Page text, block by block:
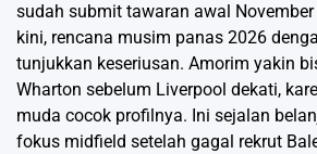
sudah submit tawaran awal
kini, rencana musim panas 2026
tunjukkan keseriusan. Amorim yakin
Wharton sebelum Liverpool dekati,
muda cocok profilnya. Ini sejalan
fokus midfield setelah gagal rekrut